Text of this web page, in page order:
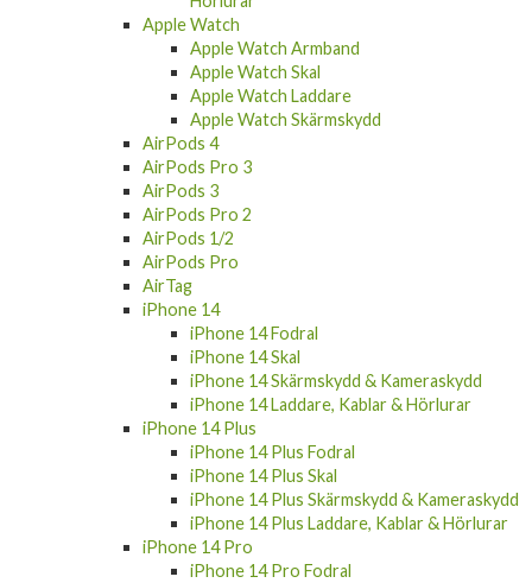
Apple Watch
Apple Watch Armband
Apple Watch Skal
Apple Watch Laddare
Apple Watch Skärmskydd
AirPods 4
AirPods Pro 3
AirPods 3
AirPods Pro 2
AirPods 1/2
AirPods Pro
AirTag
iPhone 14
iPhone 14 Fodral
iPhone 14 Skal
iPhone 14 Skärmskydd & Kameraskydd
iPhone 14 Laddare, Kablar & Hörlurar
iPhone 14 Plus
iPhone 14 Plus Fodral
iPhone 14 Plus Skal
iPhone 14 Plus Skärmskydd & Kameraskydd
iPhone 14 Plus Laddare, Kablar & Hörlurar
iPhone 14 Pro
iPhone 14 Pro Fodral